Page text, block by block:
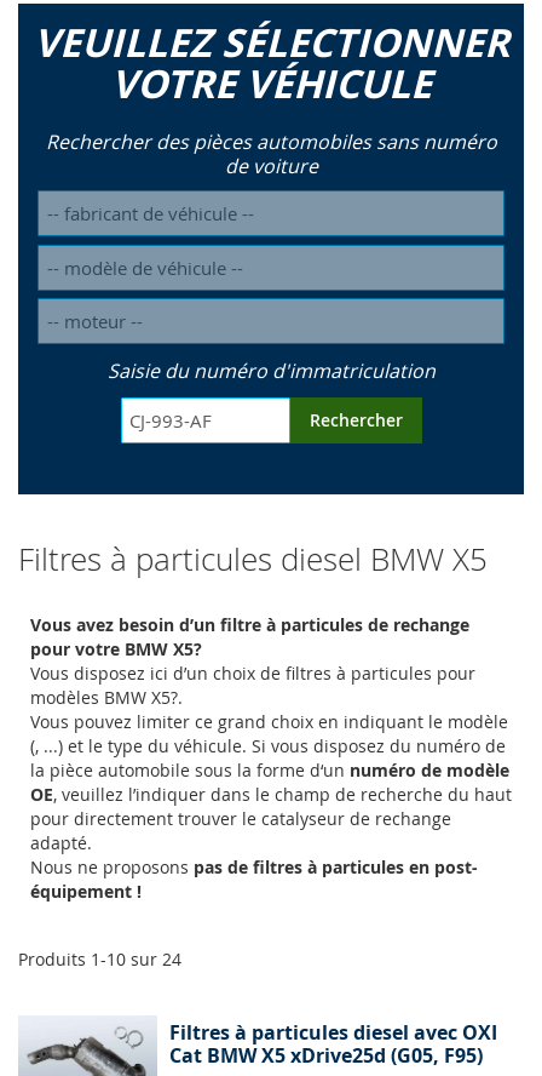
VEUILLEZ SÉLECTIONNER
VOTRE VÉHICULE
Rechercher des pièces automobiles sans numéro
de voiture
Saisie du numéro d'immatriculation
Rechercher
Filtres à particules diesel BMW X5
Vous avez besoin d’un filtre à particules de rechange
pour votre BMW X5?
Vous disposez ici d’un choix de filtres à particules pour
modèles BMW X5?.
Vous pouvez limiter ce grand choix en indiquant le modèle
(, ...) et le type du véhicule. Si vous disposez du numéro de
la pièce automobile sous la forme d‘un numéro de modèle
OE, veuillez l’indiquer dans le champ de recherche du haut
pour directement trouver le catalyseur de rechange
adapté.
Nous ne proposons pas de filtres à particules en post-
équipement !
Produits 1-10 sur 24
Filtres à particules diesel avec OXI
Cat BMW X5 xDrive25d (G05, F95)